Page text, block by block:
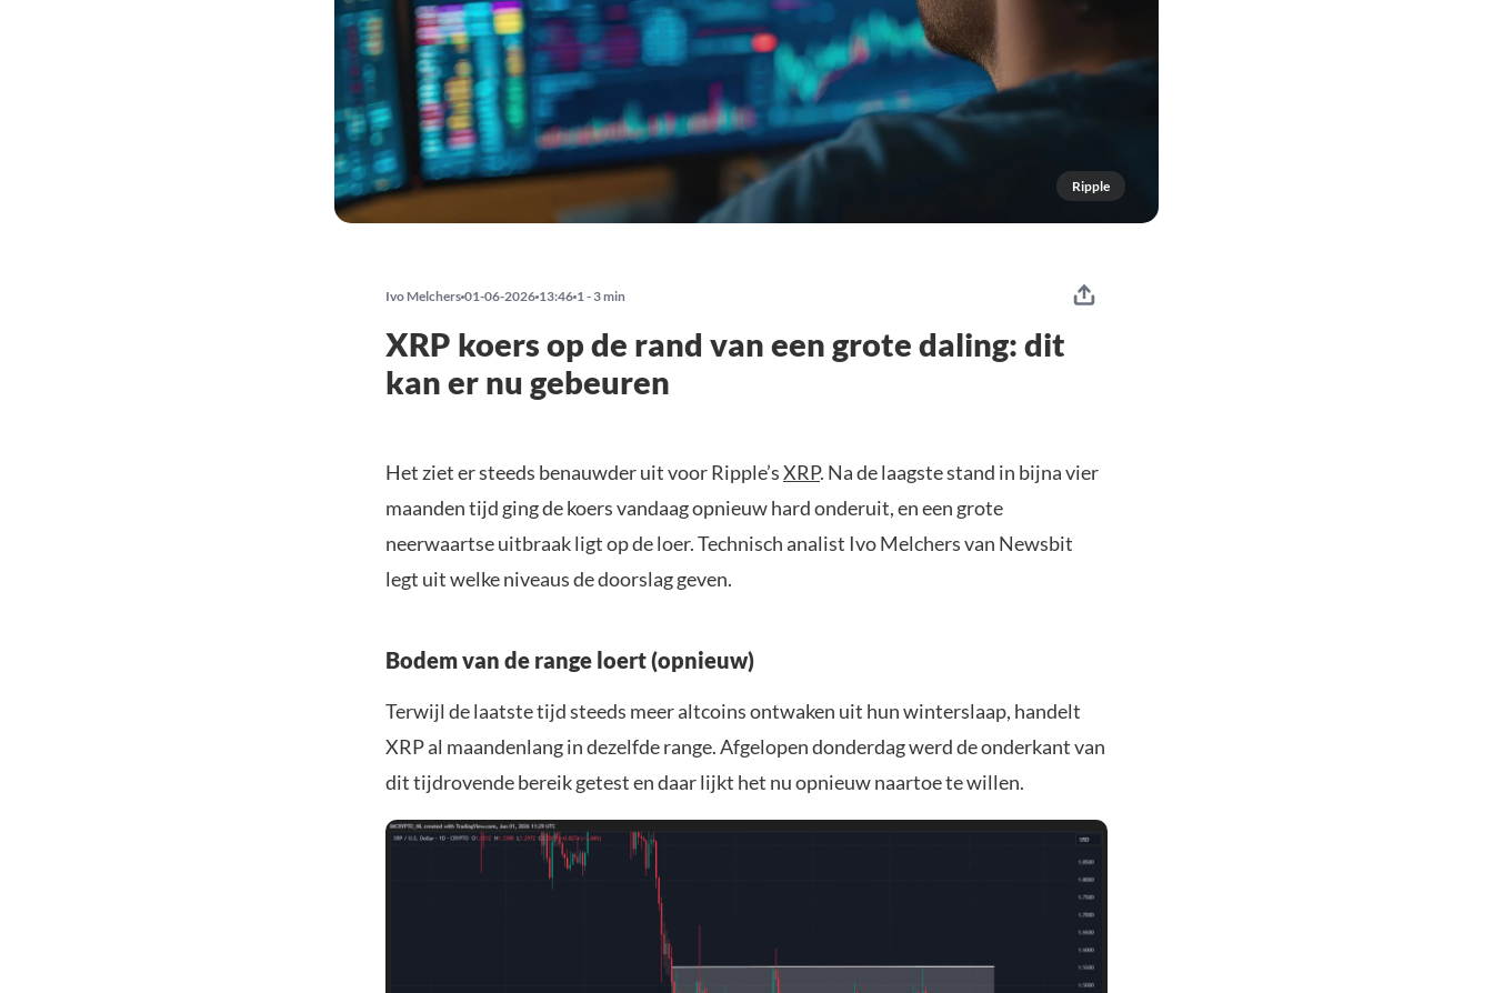
Ripple
Ivo Melchers 01-06-2026 13:46 1 - 3 min
XRP koers op de rand van een grote daling: dit
kan er nu gebeuren
Het ziet er steeds benauwder uit voor Ripple’sXRP. Na de laagste stand in bijna vier
maanden tijd ging de koers vandaag opnieuw hard onderuit, en een grote
neerwaartse uitbraak ligt op de loer. Technisch analist Ivo Melchers van Newsbit
legt uit welke niveaus de doorslag geven.
Bodem van de range loert (opnieuw)
Terwijl de laatste tijd steeds meer altcoins ontwaken uit hun winterslaap, handelt
XRP al maandenlang in dezelfde range. Afgelopen donderdag werd de onderkant van
dit tijdrovende bereik getest en daar lijkt het nu opnieuw naartoe te willen.